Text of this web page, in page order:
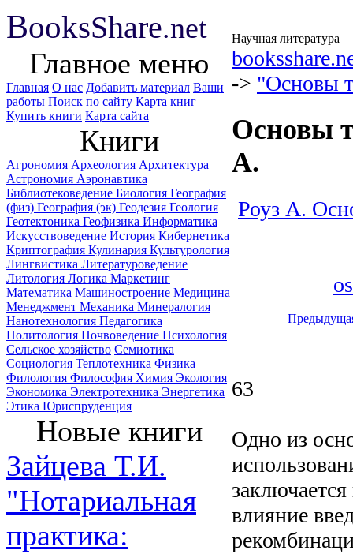
BooksShare.net Научная литература
Главное меню
Главная О нас Добавить материал Ваши
работы Поиск по сайту Карта книг
Купить книги Карта сайта
Книги
Агрономия Археология Архитектура
Астрономия Аэронавтика
Библиотековедение Биология География
(физ) География (эк) Геодезия Геология
Геотектоника Геофизика Информатика
Искусствоведение История Кибернетика
Криптография Кулинария Культурология
Лингвистика Литературоведение
Литология Логика Маркетинг
Математика Машиностроение Медицина
Менеджмент Механика Минералогия
Нанотехнология Педагогика
Политология Почвоведение Психология
Сельское хозяйство Семиотика
Социология Теплотехника Физика
Филология Философия Химия Экология
Экономика Электротехника Энергетика
Этика Юриспруденция
Новые книги
Зайцева Т.И.
"Нотариальная
практика:
-> "Основы
Основы
А.
Роуз А.
63
Одно из
влияние